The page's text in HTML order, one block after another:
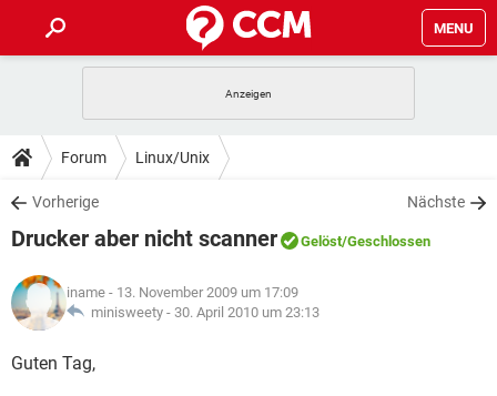
MENU
ANDROID
WINDOWS 10
WHATSAPP TIKTOK
FACEBOOK
TIPPS & TRICKS
SPIELE
WHATSAPP TIKTOK
FACEBOOK
DOWNLOADS
SPIELE STREAMING
ANDROID
WINDOWS 10 INSTAGRAM
WHATSAPP
SPIELE STREAMING
ANDROID
WINDOWS 10
LEXIKON
SPIELE
Forum Linux/Unix
Vorherige Nächste
Drucker aber nicht scanner Gelöst/Geschlossen
iname - 13. November 2009 um 17:09
minisweety - 30. April 2010 um 23:13
Guten Tag,